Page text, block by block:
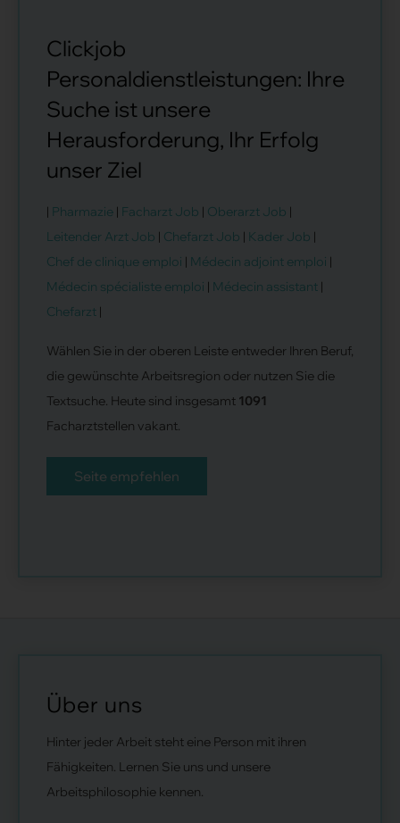
Clickjob
Personaldienstleistungen: Ihre
Suche ist unsere
Herausforderung, Ihr Erfolg
unser Ziel
| Pharmazie | Facharzt Job | Oberarzt Job |
Leitender Arzt Job | Chefarzt Job | Kader Job |
Chef de clinique emploi | Médecin adjoint emploi |
Médecin spécialiste emploi | Médecin assistant |
Chefarzt |
Wählen Sie in der oberen Leiste entweder Ihren Beruf,
die gewünschte Arbeitsregion oder nutzen Sie die
Textsuche. Heute sind insgesamt 1091
Facharztstellen vakant.
Seite empfehlen
Über uns
Hinter jeder Arbeit steht eine Person mit ihren
Fähigkeiten. Lernen Sie uns und unsere
Arbeitsphilosophie kennen.